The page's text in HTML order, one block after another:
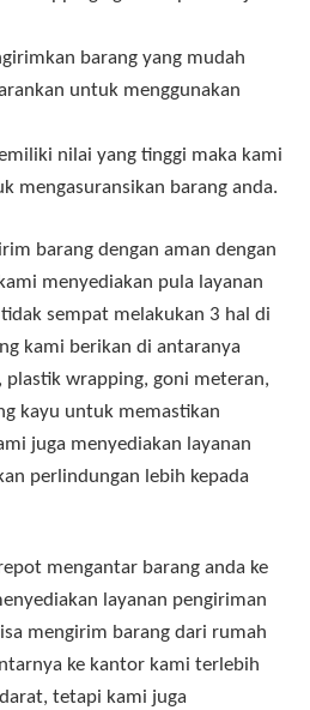
barang yang mudah
untuk menggunakan
nilai yang tinggi maka kami
mengasuransikan barang anda.
barang dengan aman dengan
menyediakan pula layanan
sempat melakukan 3 hal di
kami berikan di antaranya
plastik wrapping, goni meteran,
kayu untuk memastikan
juga menyediakan layanan
perlindungan lebih kepada
mengantar barang anda ke
layanan pengiriman
mengirim barang dari rumah
ke kantor kami terlebih
tetapi kami juga